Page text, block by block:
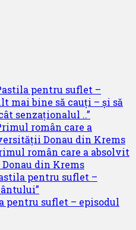
pentru suflet –
mai bine să cauți – și să
senzaționalul ..”
român care a
Donau din Krems
român care a absolvit
din Krems
pentru suflet –
pentru suflet – episodul